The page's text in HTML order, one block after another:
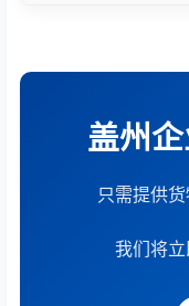
盖州
只需提供
我们将